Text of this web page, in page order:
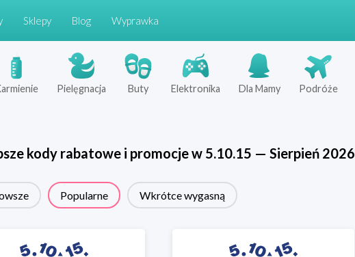
Sklepy Blog Wyprawka
Pielęgnacja Buty Elektronika Dla Mamy Podróże
kody rabatowe i promocje w 5.10.15 — Sierpień 2026
Popularne Wkrótce wygasną